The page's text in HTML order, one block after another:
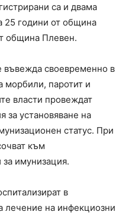
са и двама
25 години от община
община Плевен.
въвежда своевременно в
морбили, паротит и
власти провеждат
за установяване на
статус. При
към
имунизация.
в
лечение на инфекциозни